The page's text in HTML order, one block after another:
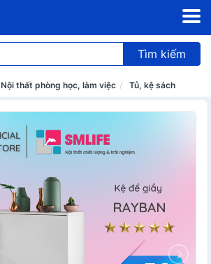
Tìm kiếm
Nội thất phòng học, làm việc Tủ, kệ sách